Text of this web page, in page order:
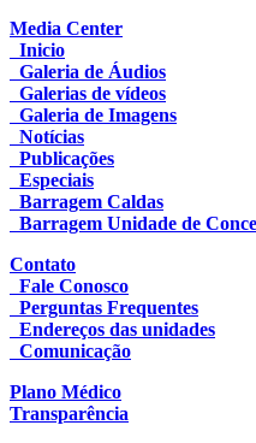
Media Center
Inicio
Galeria de Áudios
Galerias de vídeos
Galeria de Imagens
Notícias
Publicações
Especiais
Barragem Caldas
Barragem Unidade de
Contato
Fale Conosco
Perguntas Frequentes
Endereços das unidades
Comunicação
Plano Médico
Transparência